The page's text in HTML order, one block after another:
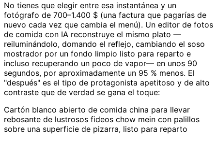
No tienes que elegir entre esa instantánea y un
fotógrafo de 700–1.400 $ (una factura que pagarías de
nuevo cada vez que cambia el menú). Un editor de fotos
de comida con IA reconstruye el mismo plato —
reiluminándolo, domando el reflejo, cambiando el soso
mostrador por un fondo limpio listo para reparto e
incluso recuperando un poco de vapor— en unos 90
segundos, por aproximadamente un 95 % menos. El
"después" es el tipo de protagonista apetitoso y de alto
contraste que de verdad se gana el toque:
Cartón blanco abierto de comida china para llevar
rebosante de lustrosos fideos chow mein con palillos
sobre una superficie de pizarra, listo para reparto